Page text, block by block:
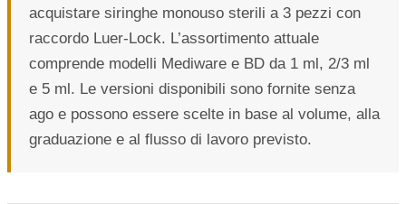
acquistare siringhe monouso sterili a 3 pezzi con
raccordo Luer-Lock. L’assortimento attuale
comprende modelli Mediware e BD da 1 ml, 2/3 ml
e 5 ml. Le versioni disponibili sono fornite senza
ago e possono essere scelte in base al volume, alla
graduazione e al flusso di lavoro previsto.